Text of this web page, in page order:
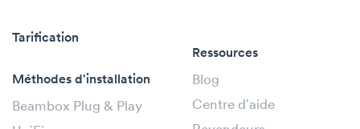
Tarification
Méthodes d'installation
Beambox Plug & Play
Ressources
Blog
Centre d'aide